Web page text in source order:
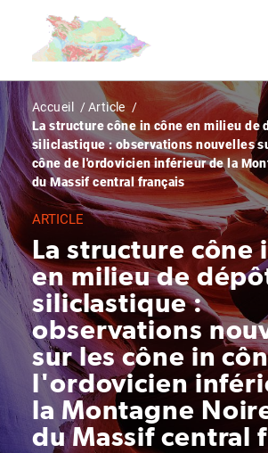
contenu
Fil
d'Ariane
Accueil
Article
La structure cône in cône en milieu de
siliclastique : observations nouvelles
cône de l'ordovicien inférieur de la
du Massif central français
ARTICLE
La structure cône
en milieu de
siliclastique :
observations
sur les cône in
l'ordovicien
la Montagne
du Massif central